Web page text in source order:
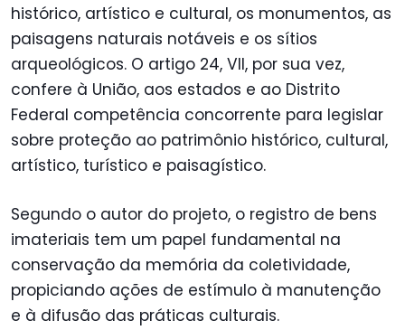
histórico, artístico e cultural, os monumentos, as
paisagens naturais notáveis e os sítios
arqueológicos. O artigo 24, VII, por sua vez,
confere à União, aos estados e ao Distrito
Federal competência concorrente para legislar
sobre proteção ao patrimônio histórico, cultural,
artístico, turístico e paisagístico.
Segundo o autor do projeto, o registro de bens
imateriais tem um papel fundamental na
conservação da memória da coletividade,
propiciando ações de estímulo à manutenção
e à difusão das práticas culturais.